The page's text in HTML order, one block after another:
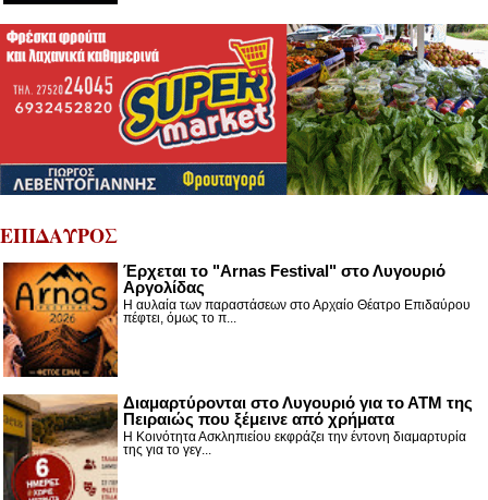
ΕΠΙΔΑΥΡΟΣ
Έρχεται το "Arnas Festival" στο Λυγουριό
Αργολίδας
Η αυλαία των παραστάσεων στο Αρχαίο Θέατρο Επιδαύρου
πέφτει, όμως το π...
Διαμαρτύρονται στο Λυγουριό για το ΑΤΜ της
Πειραιώς που ξέμεινε από χρήματα
Η Κοινότητα Ασκληπιείου εκφράζει την έντονη διαμαρτυρία
της για το γεγ...